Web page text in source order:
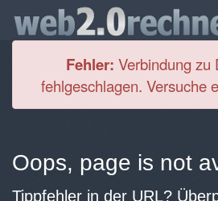
Fehler: Verbindung zu
fehlgeschlagen. Versuche
Oops, page is not
Tippfehler in der URL?